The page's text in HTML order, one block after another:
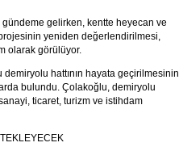
gelirken, kentte heyecan ve
yeniden değerlendirilmesi,
olarak görülüyor.
hattının hayata geçirilmesinin
bulundu. Çolakoğlu, demiryolu
sanayi, ticaret, turizm ve istihdam